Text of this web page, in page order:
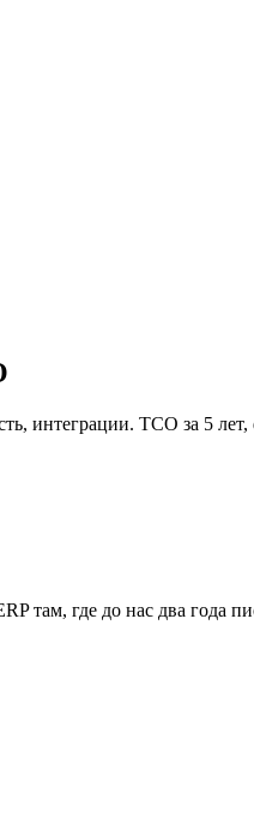
интеграции. TCO за 5
где до нас два года